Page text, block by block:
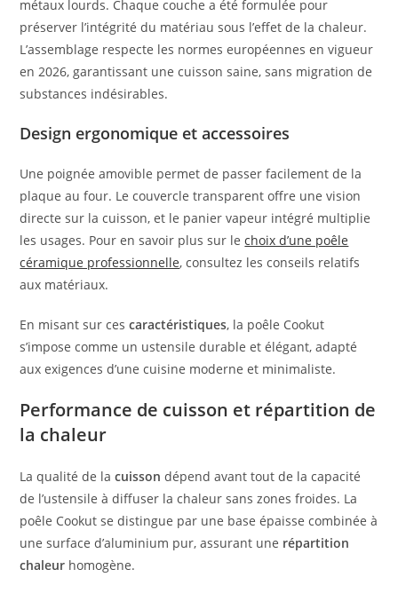
métaux lourds. Chaque couche a été formulée pour
préserver l’intégrité du matériau sous l’effet de la chaleur.
L’assemblage respecte les normes européennes en vigueur
en 2026, garantissant une cuisson saine, sans migration de
substances indésirables.
Design ergonomique et accessoires
Une poignée amovible permet de passer facilement de la
plaque au four. Le couvercle transparent offre une vision
directe sur la cuisson, et le panier vapeur intégré multiplie
les usages. Pour en savoir plus sur lechoix d’une poêle
céramique professionnelle, consultez les conseils relatifs
aux matériaux.
En misant sur cescaractéristiques, la poêle Cookut
s’impose comme un ustensile durable et élégant, adapté
aux exigences d’une cuisine moderne et minimaliste.
Performance de cuisson et répartition de
la chaleur
La qualité de lacuisson dépend avant tout de la capacité
de l’ustensile à diffuser la chaleur sans zones froides. La
poêle Cookut se distingue par une base épaisse combinée à
une surface d’aluminium pur, assurant une répartition
chaleur homogène.